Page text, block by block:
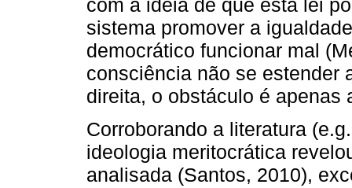
sistema promover a
democrático funcionar mal
consciência não se estender
direita, o obstáculo é apenas
Corroborando a literatura
ideologia meritocrática
analisada (Santos, 2010),